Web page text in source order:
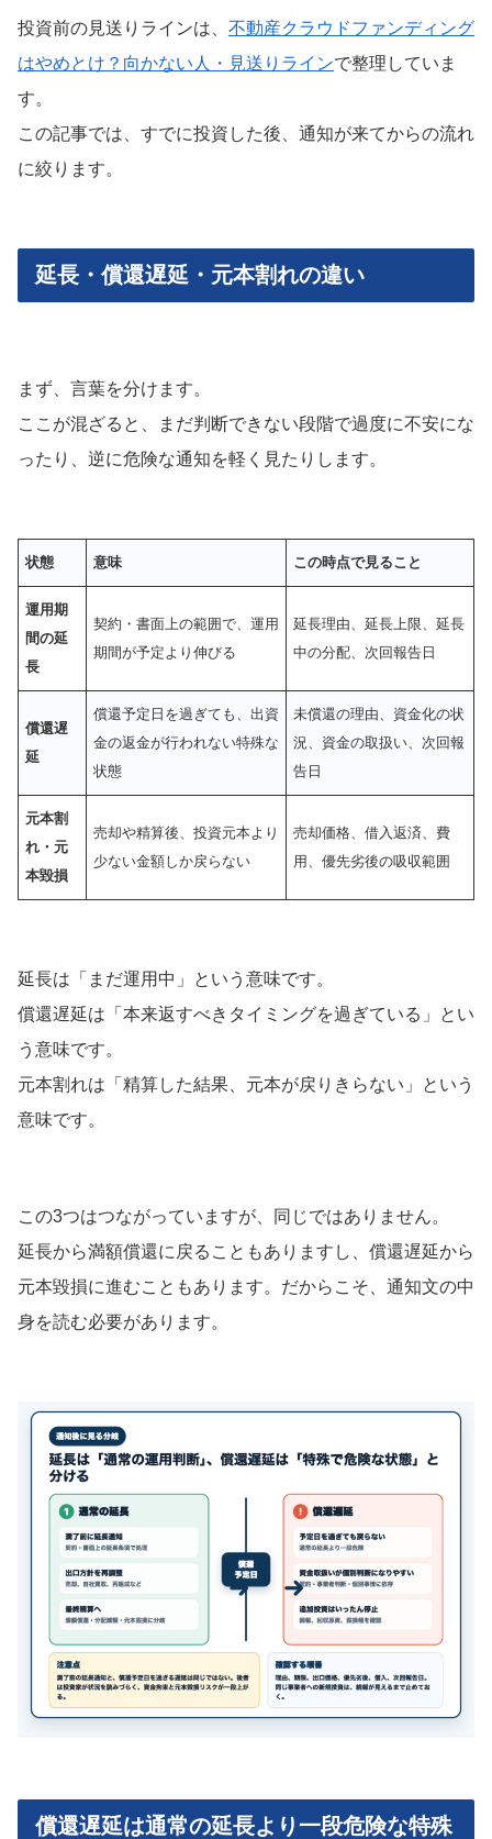
投資前の見送りラインは、 不動産クラウドファンディング
はやめとけ？向かない人・見送りラインで整理していま
す。
この記事では、すでに投資した後、通知が来てからの流れ
に絞ります。
延長・償還遅延・元本割れの違い
まず、言葉を分けます。
ここが混ざると、まだ判断できない段階で過度に不安にな
ったり、逆に危険な通知を軽く見たりします。
状態 意味 この時点で見ること
運用期
間の延
長
契約・書面上の範囲で、運用
期間が予定より伸びる
延長理由、延長上限、延長
中の分配、次回報告日
償還遅
延
償還予定日を過ぎても、出資
金の返金が行われない特殊な
状態
未償還の理由、資金化の状
況、資金の取扱い、次回報
告日
元本割
れ・元
本毀損
売却や精算後、投資元本より
少ない金額しか戻らない
売却価格、借入返済、費
用、優先劣後の吸収範囲
延長は「まだ運用中」という意味です。
償還遅延は「本来返すべきタイミングを過ぎている」とい
う意味です。
元本割れは「精算した結果、元本が戻りきらない」という
意味です。
この3つはつながっていますが、同じではありません。
延長から満額償還に戻ることもありますし、償還遅延から
元本毀損に進むこともあります。だからこそ、通知文の中
身を読む必要があります。
償還遅延は通常の延長より一段危険な特殊